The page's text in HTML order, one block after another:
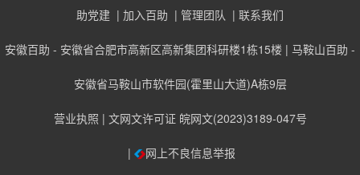
助党建 | 加入百助 | 管理团队 | 联系我们
安徽百助 - 安徽省合肥市高新区高新集团科研楼1栋15楼 | 马鞍山百助 -
安徽省马鞍山市软件园(霍里山大道)A栋9层
营业执照 | 文网文许可证 皖网文(2023)3189-047号
| 网上不良信息举报